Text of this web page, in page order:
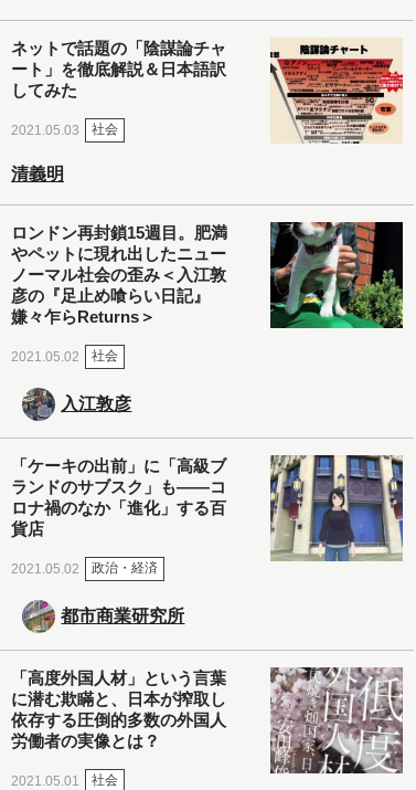
ネットで話題の「陰謀論チャ
ート」を徹底解説＆日本語訳
してみた
2021.05.03 社会
清義明
ロンドン再封鎖15週目。肥満
やペットに現れ出したニュー
ノーマル社会の歪み＜入江敦
彦の『足止め喰らい日記』
嫌々乍らReturns＞
2021.05.02 社会
入江敦彦
「ケーキの出前」に「高級ブ
ランドのサブスク」も――コ
ロナ禍のなか「進化」する百
貨店
2021.05.02 政治・経済
都市商業研究所
「高度外国人材」という言葉
に潜む欺瞞と、日本が搾取し
依存する圧倒的多数の外国人
労働者の実像とは？
2021.05.01 社会